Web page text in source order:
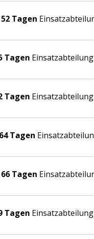
Tagen
Tagen Einsatzabteilung
Tagen Einsatzabteilung
Tagen
Tagen
Tagen Einsatzabteilung